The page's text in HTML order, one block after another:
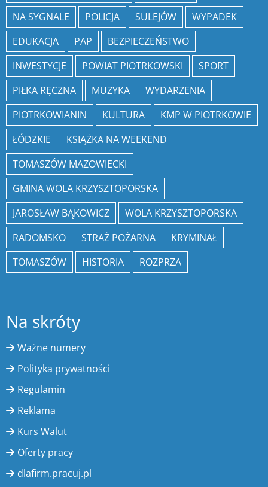
NA SYGNALE
POLICJA SULEJÓW
WYPADEK
EDUKACJA
PAP
BEZPIECZEŃSTWO
INWESTYCJE
POWIAT PIOTRKOWSKI
SPORT
PIŁKA RĘCZNA
MUZYKA
WYDARZENIA
PIOTRKOWIANIN
KULTURA
KMP W PIOTRKOWIE
ŁÓDZKIE
KSIĄŻKA NA WEEKEND
TOMASZÓW MAZOWIECKI
GMINA WOLA KRZYSZTOPORSKA
JAROSŁAW BĄKOWICZ
WOLA KRZYSZTOPORSKA
RADOMSKO
STRAŻ POŻARNA
KRYMINAŁ
TOMASZÓW
HISTORIA ROZPRZA
Na skróty
Ważne numery
Polityka prywatności
Regulamin
Reklama
Kurs Walut
Oferty pracy
dlafirm.pracuj.pl